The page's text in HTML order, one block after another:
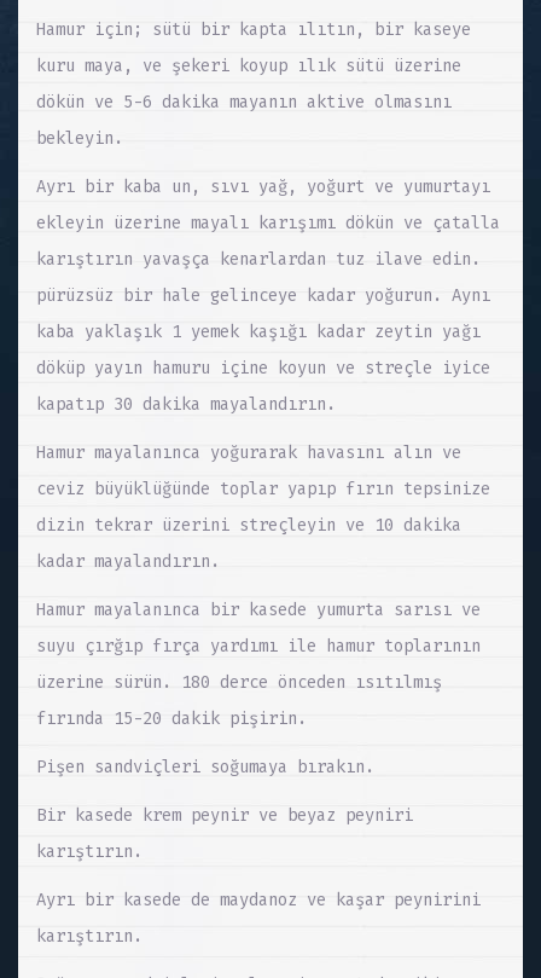
Hamur için; sütü bir kapta ılıtın, bir kaseye
kuru maya, ve şekeri koyup ılık sütü üzerine
dökün ve 5-6 dakika mayanın aktive olmasını
bekleyin.
Ayrı bir kaba un, sıvı yağ, yoğurt ve yumurtayı
ekleyin üzerine mayalı karışımı dökün ve çatalla
karıştırın yavaşça kenarlardan tuz ilave edin.
pürüzsüz bir hale gelinceye kadar yoğurun. Aynı
kaba yaklaşık 1 yemek kaşığı kadar zeytin yağı
döküp yayın hamuru içine koyun ve streçle iyice
kapatıp 30 dakika mayalandırın.
Hamur mayalanınca yoğurarak havasını alın ve
ceviz büyüklüğünde toplar yapıp fırın tepsinize
dizin tekrar üzerini streçleyin ve 10 dakika
kadar mayalandırın.
Hamur mayalanınca bir kasede yumurta sarısı ve
suyu çırğıp fırça yardımı ile hamur toplarının
üzerine sürün. 180 derce önceden ısıtılmış
fırında 15-20 dakik pişirin.
Pişen sandviçleri soğumaya bırakın.
Bir kasede krem peynir ve beyaz peyniri
karıştırın.
Ayrı bir kasede de maydanoz ve kaşar peynirini
karıştırın.